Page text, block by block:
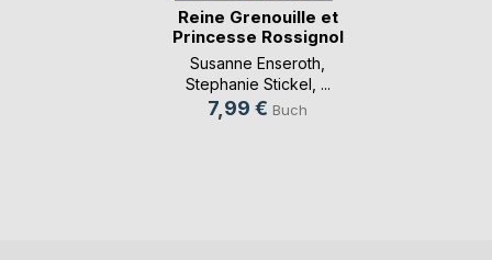
Reine Grenouille et
Princesse Rossignol
Susanne Enseroth
Stephanie Stickel , ...
7,99 € Buch